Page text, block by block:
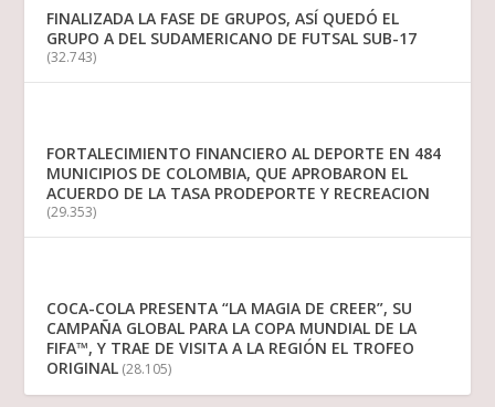
FINALIZADA LA FASE DE GRUPOS, ASÍ QUEDÓ EL
GRUPO A DEL SUDAMERICANO DE FUTSAL SUB-17
(32.743)
FORTALECIMIENTO FINANCIERO AL DEPORTE EN 484
MUNICIPIOS DE COLOMBIA, QUE APROBARON EL
ACUERDO DE LA TASA PRODEPORTE Y RECREACION
(29.353)
COCA-COLA PRESENTA “LA MAGIA DE CREER”, SU
CAMPAÑA GLOBAL PARA LA COPA MUNDIAL DE LA
FIFA™, Y TRAE DE VISITA A LA REGIÓN EL TROFEO
ORIGINAL (28.105)